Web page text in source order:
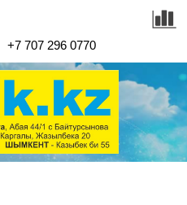
+7 707 296 0770